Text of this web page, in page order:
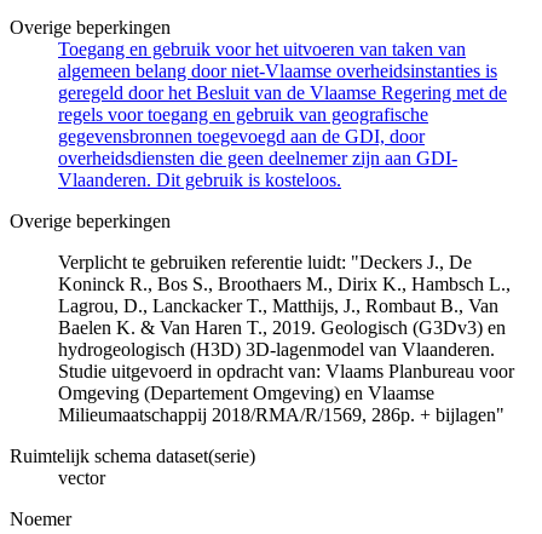
Overige beperkingen
Toegang en gebruik voor het uitvoeren van taken van
algemeen belang door niet-Vlaamse overheidsinstanties is
geregeld door het Besluit van de Vlaamse Regering met de
regels voor toegang en gebruik van geografische
gegevensbronnen toegevoegd aan de GDI, door
overheidsdiensten die geen deelnemer zijn aan GDI-
Vlaanderen. Dit gebruik is kosteloos.
Overige beperkingen
Verplicht te gebruiken referentie luidt: "Deckers J., De
Koninck R., Bos S., Broothaers M., Dirix K., Hambsch L.,
Lagrou, D., Lanckacker T., Matthijs, J., Rombaut B., Van
Baelen K. & Van Haren T., 2019. Geologisch (G3Dv3) en
hydrogeologisch (H3D) 3D-lagenmodel van Vlaanderen.
Studie uitgevoerd in opdracht van: Vlaams Planbureau voor
Omgeving (Departement Omgeving) en Vlaamse
Milieumaatschappij 2018/RMA/R/1569, 286p. + bijlagen"
Ruimtelijk schema dataset(serie)
vector
Noemer